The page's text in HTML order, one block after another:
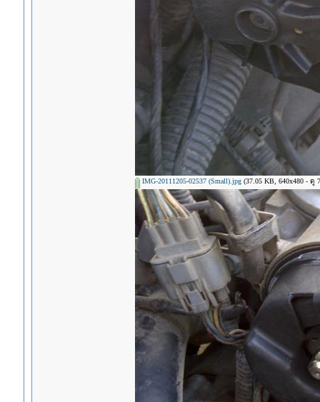
IMG-20111205-02537 (Small).jpg(37.05 KB, 640x480 - ดู